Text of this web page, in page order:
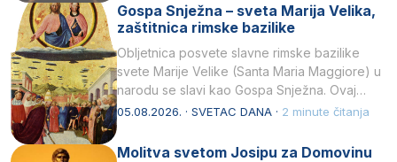
Gospa Snježna – sveta Marija Velika,
zaštitnica rimske bazilike
Obljetnica posvete slavne rimske bazilike
svete Marije Velike (Santa Maria Maggiore) u
narodu se slavi kao Gospa Snježna. Ovaj
naziv, Sancta Maria…
05.08.2026. · SVETAC DANA · 2 minute čitanja
Molitva svetom Josipu za Domovinu